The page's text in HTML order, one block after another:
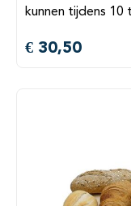
kunnen tijdens
€ 30,50